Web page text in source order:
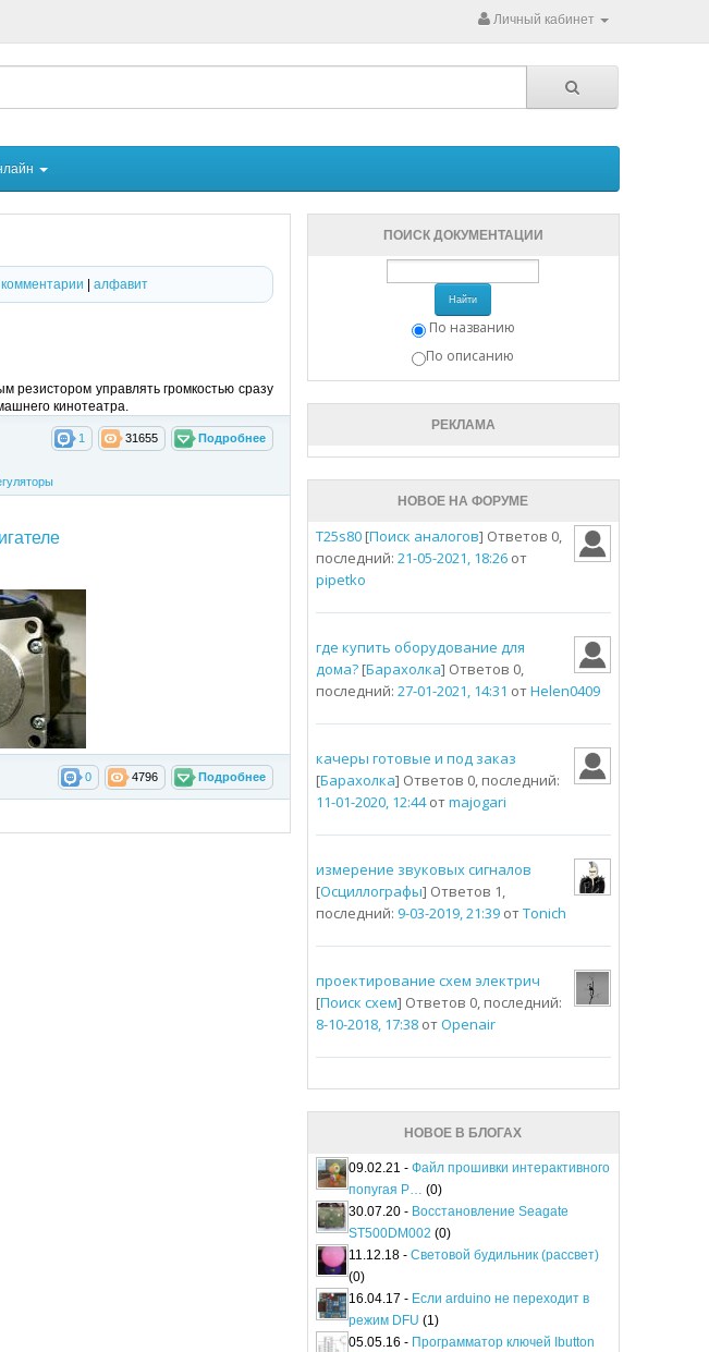
Личный кабинет
комментарии алфавит
резистором управлять громкостью сразу
кинотеатра.
Подробнее
31655
1
Подробнее
4796
0
ПОИСК ДОКУМЕНТАЦИИ
Найти
По названию
По описанию
РЕКЛАМА
НОВОЕ НА ФОРУМЕ
T25s80[Поиск аналогов] Ответов 0,
последний: 21-05-2021, 18:26от
pipetko
где купить оборудование для
дома?[Барахолка] Ответов 0,
последний: 27-01-2021, 14:31 отHelen0409
качеры готовые и под заказ
[Барахолка] Ответов 0, последний:
11-01-2020, 12:44отmajogari
измерение звуковых сигналов
[Осциллографы] Ответов 1,
последний: 9-03-2019, 21:39отTonich
проектирование схем электрич
[Поиск схем] Ответов 0, последний:
8-10-2018, 17:38отOpenair
НОВОЕ В БЛОГАХ
09.02.21 - Файл прошивки интерактивного
попугая P… (0)
30.07.20 - Восстановление Seagate
ST500DM002 (0)
11.12.18 - Световой будильник (рассвет)
(0)
16.04.17 - Если arduino не переходит в
режим DFU (1)
05.05.16 - Программатор ключей Ibutton